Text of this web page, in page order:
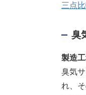
三点
臭
製造
臭気
れ、